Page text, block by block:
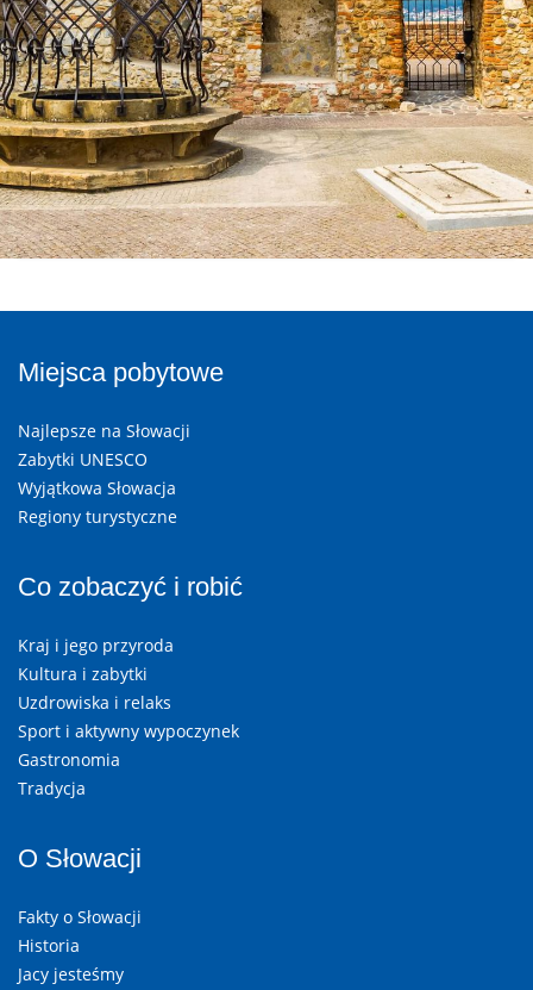
Miejsca pobytowe
Najlepsze na Słowacji
Zabytki UNESCO
Wyjątkowa Słowacja
Regiony turystyczne
Co zobaczyć i robić
Kraj i jego przyroda
Kultura i zabytki
Uzdrowiska i relaks
Sport i aktywny wypoczynek
Gastronomia
Tradycja
O Słowacji
Fakty o Słowacji
Historia
Jacy jesteśmy